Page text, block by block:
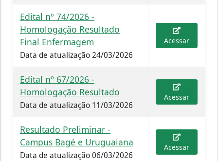
Edital nº 74/2026 -
Homologação Resultado
Final Enfermagem
Data de atualização 24/03/2026
Acessar
Edital nº 67/2026 -
Homologação Resultado
Data de atualização 11/03/2026
Acessar
Resultado Preliminar -
Campus Bagé e Uruguaiana
Data de atualização 06/03/2026
Acessar